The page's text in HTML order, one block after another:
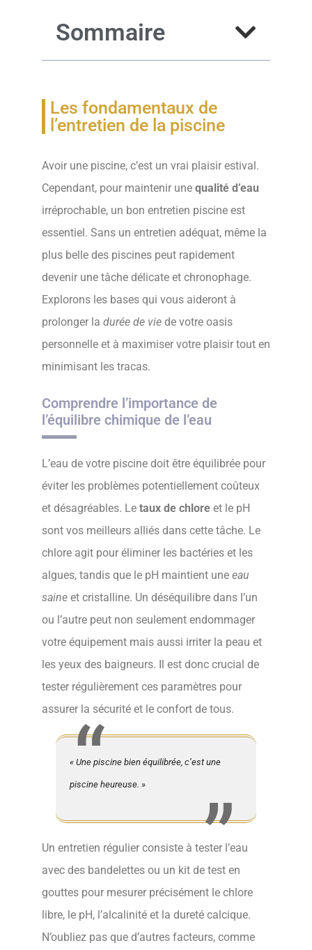
Sommaire
Les fondamentaux de
l’entretien de la piscine
Avoir une piscine, c’est un vrai plaisir estival.
Cependant, pour maintenir une qualité d’eau
irréprochable, un bon entretien piscine est
essentiel. Sans un entretien adéquat, même la
plus belle des piscines peut rapidement
devenir une tâche délicate et chronophage.
Explorons les bases qui vous aideront à
prolonger la durée de vie de votre oasis
personnelle et à maximiser votre plaisir tout en
minimisant les tracas.
Comprendre l’importance de
l’équilibre chimique de l’eau
L’eau de votre piscine doit être équilibrée pour
éviter les problèmes potentiellement coûteux
et désagréables. Le taux de chlore et le pH
sont vos meilleurs alliés dans cette tâche. Le
chlore agit pour éliminer les bactéries et les
algues, tandis que le pH maintient une eau
saine et cristalline. Un déséquilibre dans l’un
ou l’autre peut non seulement endommager
votre équipement mais aussi irriter la peau et
les yeux des baigneurs. Il est donc crucial de
tester régulièrement ces paramètres pour
assurer la sécurité et le confort de tous.
« Une piscine bien équilibrée, c’est une
piscine heureuse. »
Un entretien régulier consiste à tester l’eau
avec des bandelettes ou un kit de test en
gouttes pour mesurer précisément le chlore
libre, le pH, l’alcalinité et la dureté calcique.
N’oubliez pas que d’autres facteurs, comme